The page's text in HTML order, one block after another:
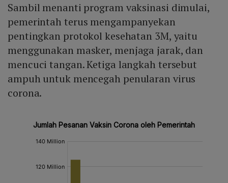
Sambil menanti program vaksinasi dimulai,
pemerintah terus mengampanyekan
pentingkan protokol kesehatan 3M, yaitu
menggunakan masker, menjaga jarak, dan
mencuci tangan. Ketiga langkah tersebut
ampuh untuk mencegah penularan virus
corona.